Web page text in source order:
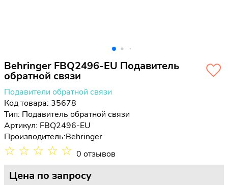
Behringer FBQ2496-EU Подавитель
обратной связи
Подавители обратной связи
Код товара: 35678
Тип: Подавитель обратной связи
Артикул: FBQ2496-EU
Производитель:Behringer
☆ ☆ ☆ ☆ ☆ 0 отзывов
Цена по запросу